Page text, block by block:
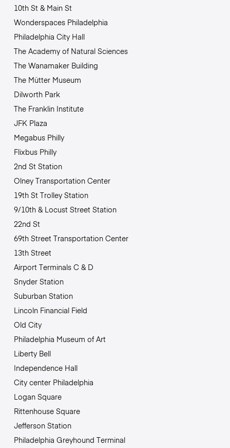
10th St & Main St
Wonderspaces Philadelphia
Philadelphia City Hall
The Academy of Natural Sciences
The Wanamaker Building
The Mütter Museum
Dilworth Park
The Franklin Institute
JFK Plaza
Megabus Philly
Flixbus Philly
2nd St Station
Olney Transportation Center
19th St Trolley Station
9/10th & Locust Street Station
22nd St
69th Street Transportation Center
13th Street
Airport Terminals C & D
Snyder Station
Suburban Station
Lincoln Financial Field
Old City
Philadelphia Museum of Art
Liberty Bell
Independence Hall
City center Philadelphia
Logan Square
Rittenhouse Square
Jefferson Station
Philadelphia Greyhound Terminal